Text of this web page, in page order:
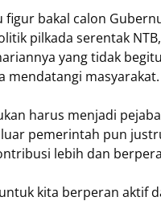
figur bakal calon
pilkada serentak
yang tidak
mendatangi masyarakat.
harus menjadi
pemerintah pun
lebih dan
kita berperan aktif